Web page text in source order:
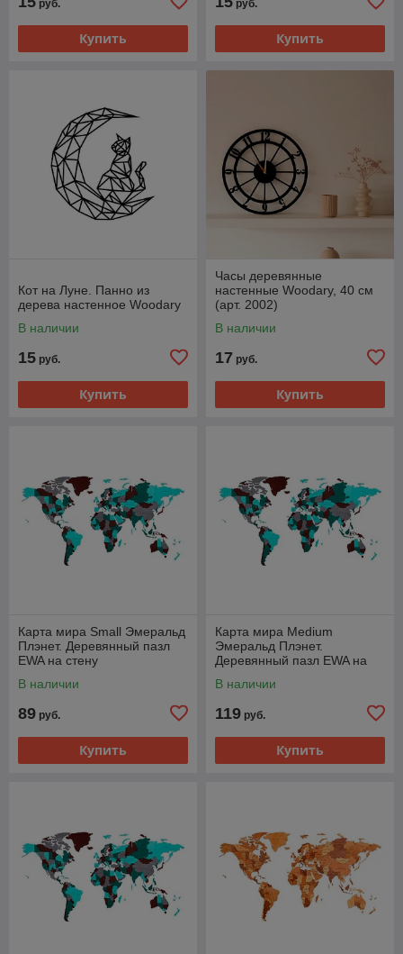
руб.
Купить
руб.
Купить
Кот на Луне. Панно из
дерева настенное Woodary
В наличии
15 руб.
Купить
Часы деревянные
настенные Woodary, 40 см
(арт. 2002)
В наличии
17 руб.
Купить
Карта мира Small Эмеральд
Плэнет. Деревянный пазл
EWA на стену
В наличии
89 руб.
Купить
Карта мира Medium
Эмеральд Плэнет.
Деревянный пазл EWA на
В наличии
119 руб.
Купить